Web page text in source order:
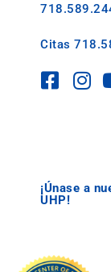
Citas
¡Únase a
UHP!